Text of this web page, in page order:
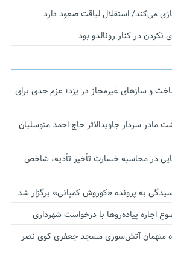
می‌کند/ استقلال لیاقت صعود دارد
در کنار رونالدو بود
و سازهای غیرمجاز در یزد؛ عزم جدی برای
مادر سردار جاویدالاثر حاج احمد متوسلیان
در محاسبه خسارت تأخیر تأدیه، شاخص
به پرونده «کوروش کمپانی» برگزار شد
اجاره پیاده‌روها با درخواست شهرداری
متهمان آتش‌سوزی مسجد جعفری کوی نصر